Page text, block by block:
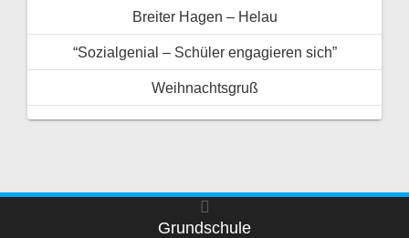
Breiter Hagen – Helau
“Sozialgenial – Schüler engagieren sich”
Weihnachtsgruß
Grundschule